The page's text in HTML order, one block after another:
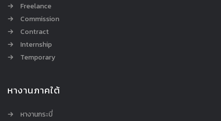
Freelance
Commission
Contract
Internship
Temporary
หางานภาคใต้
หางานกระบี่